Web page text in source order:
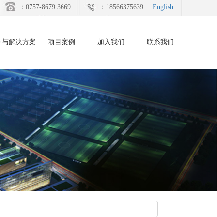
English
：0757-8679 3669 ：18566375639
与解决方案 项目案例 加入我们 联系我们